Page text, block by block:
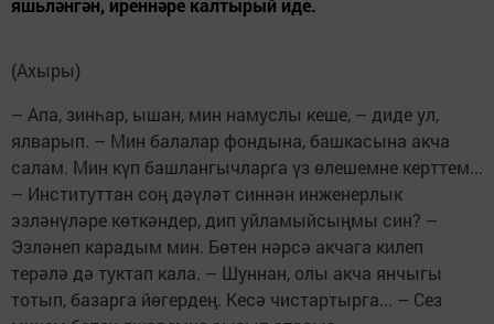
яшьләнгән, иреннәре калтырый иде.
(Ахыры)
– Апа, зинһар, ышан, мин намуслы кеше, – диде ул,
ялварып. – Мин балалар фондына, башкасына акча
салам. Мин күп башлангычларга үз өлешемне керттем...
– Институттан соң дәүләт синнән инженерлык
эзләнүләре көткәндер, дип уйламыйсыңмы син? –
Эзләнеп карадым мин. Бөтен нәрсә акчага килеп
терәлә дә туктап кала. – Шуннан, олы акча янчыгы
тотып, базарга йөгердең. Кесә чистартырга... – Сез